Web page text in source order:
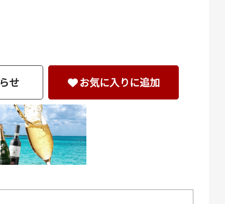
せ お気に入りに追加